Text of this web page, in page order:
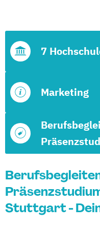
Marketing
7
Stuttgart -